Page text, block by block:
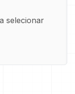
selecionar